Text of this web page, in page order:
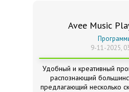
Avee Music
9-11-2025,
Удобный и креативный
распознающий
предлагающий несколько